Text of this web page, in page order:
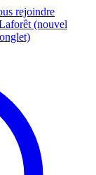
rejoindre
(nouvel